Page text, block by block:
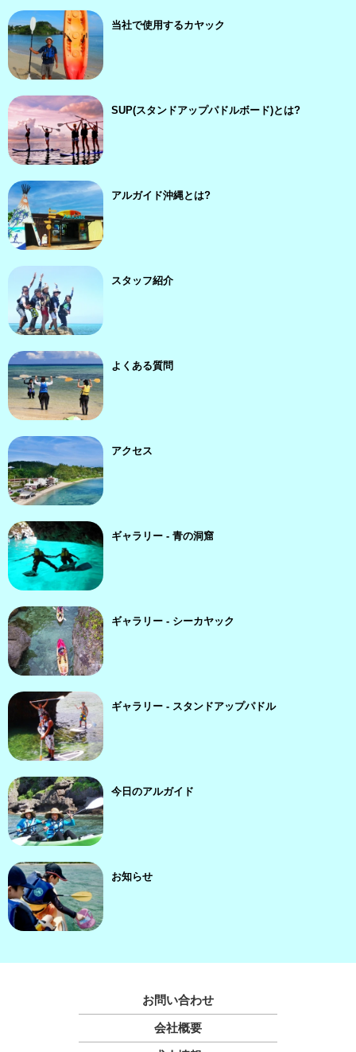
当社で使用するカヤック
SUP(スタンドアップパドルボード)とは?
アルガイド沖縄とは?
スタッフ紹介
よくある質問
アクセス
ギャラリー - 青の洞窟
ギャラリー - シーカヤック
ギャラリー - スタンドアップパドル
今日のアルガイド
お知らせ
お問い合わせ
会社概要